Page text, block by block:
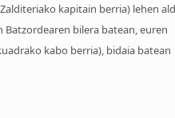
kapitain berria) lehen
bilera batean, euren
kabo berria), bidaia batean